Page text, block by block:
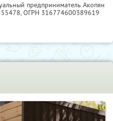
предприниматель Акопян
, ОГРН 316774600389619